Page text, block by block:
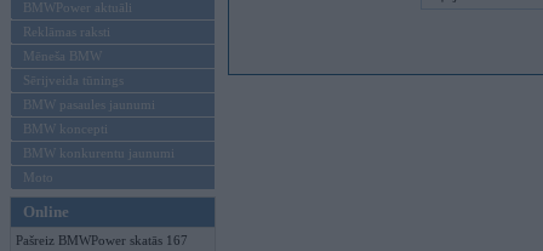
BMWPower aktuāli
Reklāmas raksti
Mēneša BMW
Sērijveida tūnings
BMW pasaules jaunumi
BMW koncepti
BMW konkurentu jaunumi
Moto
Online
Pašreiz BMWPower skatās 167